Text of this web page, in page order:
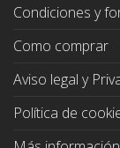
Condiciones y
Como comprar
Aviso legal y
Política de